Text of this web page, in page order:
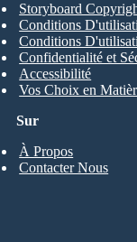
Sur
À Propos
Contacter Nous
Storyboard
Conditions
Conditions
Confidentialité et
Accessibilité
Vos Choix en